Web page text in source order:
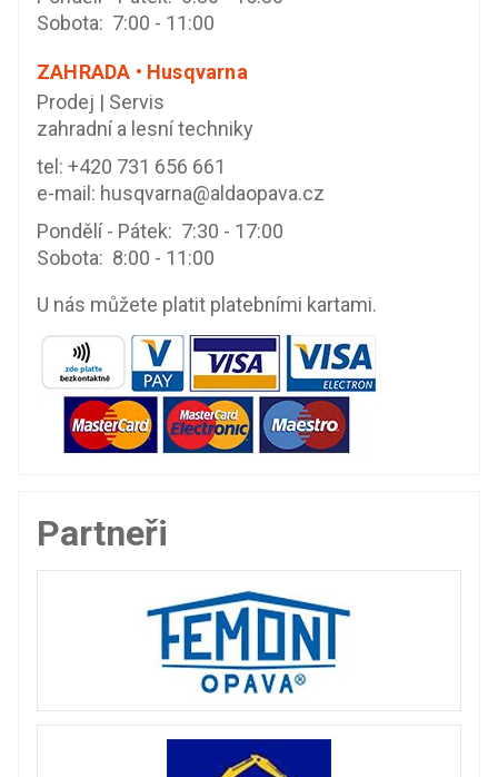
Sobota: 7:00 - 11:00
ZAHRADA • Husqvarna
Prodej | Servis
zahradní a lesní techniky
tel: +420 731 656 661
e-mail: husqvarna@aldaopava.cz
Pondělí - Pátek: 7:30 - 17:00
Sobota: 8:00 - 11:00
U nás můžete platit platebními kartami.
Partneři